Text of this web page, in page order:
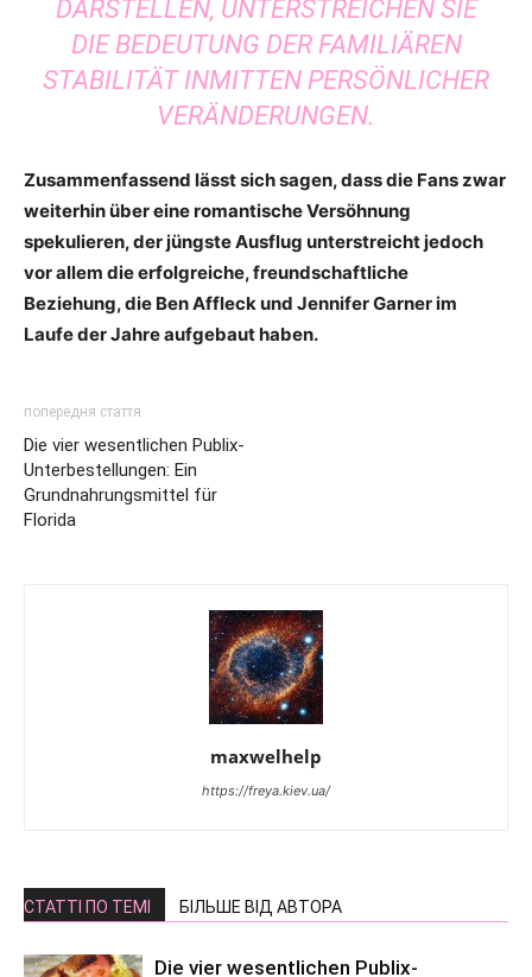
DARSTELLEN, UNTERSTREICHEN SIE
DIE BEDEUTUNG DER FAMILIÄREN
STABILITÄT INMITTEN PERSÖNLICHER
VERÄNDERUNGEN.
Zusammenfassend lässt sich sagen, dass die Fans zwar
weiterhin über eine romantische Versöhnung
spekulieren, der jüngste Ausflug unterstreicht jedoch
vor allem die erfolgreiche, freundschaftliche
Beziehung, die Ben Affleck und Jennifer Garner im
Laufe der Jahre aufgebaut haben.
попередня стаття
Die vier wesentlichen Publix-
Unterbestellungen: Ein
Grundnahrungsmittel für
Florida
maxwelhelp
https://freya.kiev.ua/
СТАТТІ ПО ТЕМІ БІЛЬШЕ ВІД АВТОРА
Die vier wesentlichen Publix-